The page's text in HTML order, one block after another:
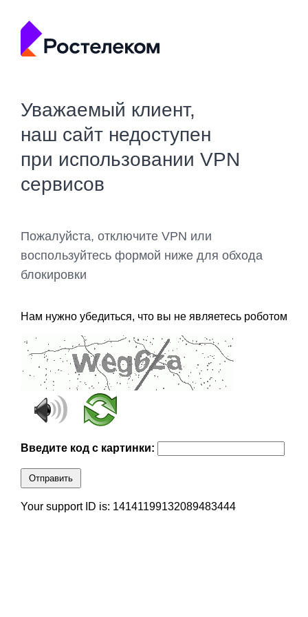
Уважаемый клиент,
наш сайт недоступен
при использовании VPN
сервисов
Пожалуйста, отключите VPN или
воспользуйтесь формой ниже для обхода
блокировки
Нам нужно убедиться, что вы не являетесь роботом
Введите код с картинки:
Отправить
Your support ID is: 14141199132089483444